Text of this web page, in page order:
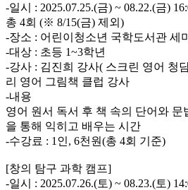
-일시 : 2025.07.25.(금) ~ 08.22.(금)
총 4회 (※ 8/15(금) 제외)
-장소 : 어린이청소년 국학도서관 세
-대상 : 초등 1~3학년
-강사 : 김진희 강사( 스크린 영어 청
리 영어 그림책 클럽 강사
-내용
영어 원서 독서 후 책 속의 단어와 문
을 통해 익히고 배우는 시간
-수강료 : 1인, 6천원(총 4회 기준)
[창의 탐구 과학 캠프]
-일시 : 2025.07.26.(토) ~ 08.23.(토)